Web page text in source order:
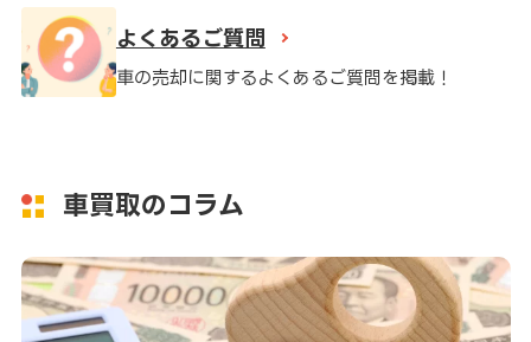
よくあるご質問
車の売却に関するよくあるご質問を掲載！
車買取のコラム